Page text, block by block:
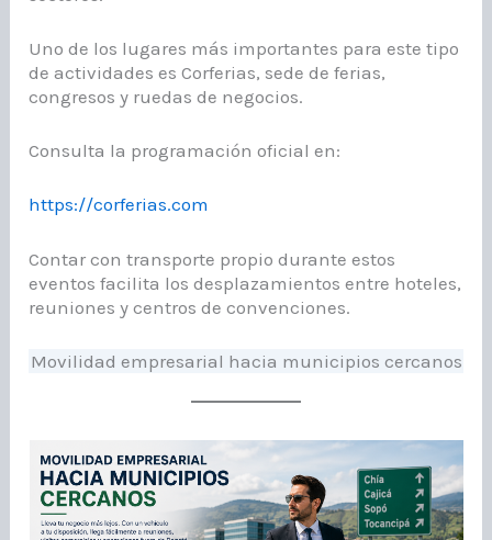
Uno de los lugares más importantes para este tipo
de actividades es Corferias, sede de ferias,
congresos y ruedas de negocios.
Consulta la programación oficial en:
https://corferias.com
Contar con transporte propio durante estos
eventos facilita los desplazamientos entre hoteles,
reuniones y centros de convenciones.
Movilidad empresarial hacia municipios cercanos